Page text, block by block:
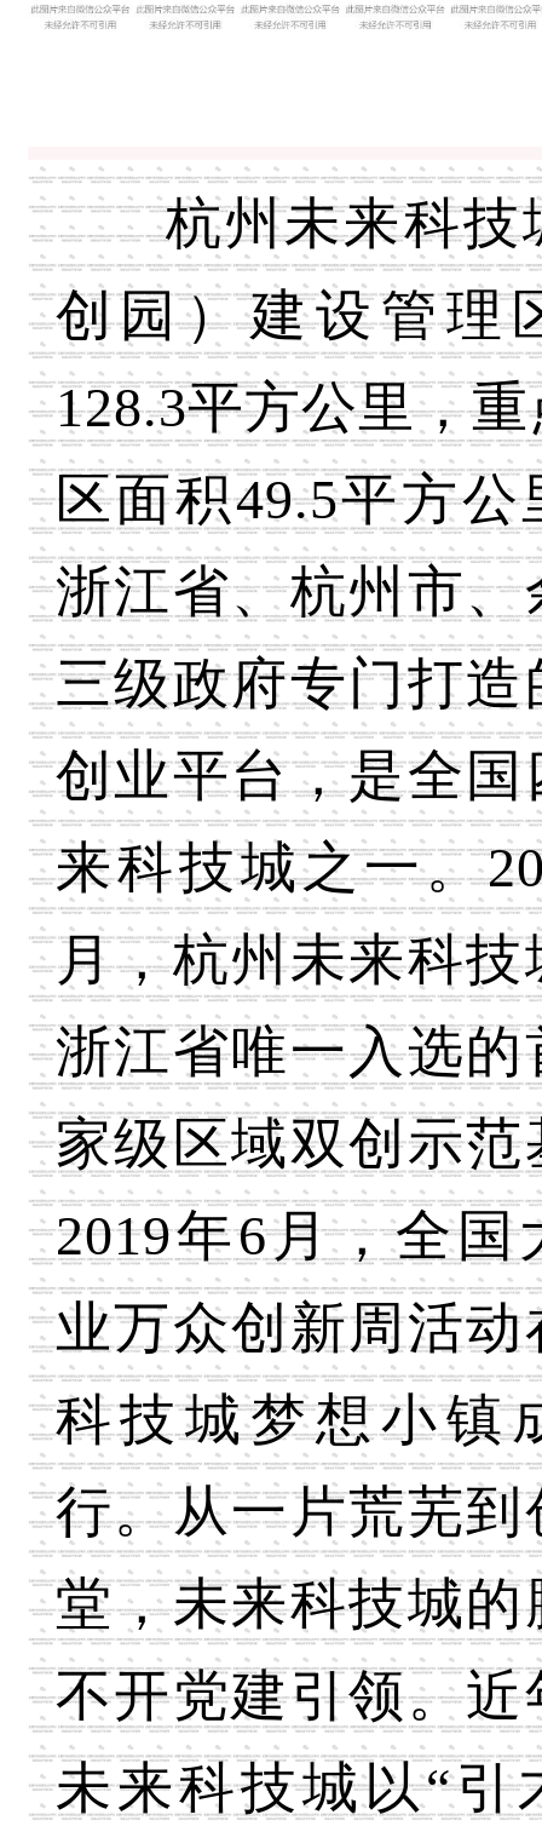
杭州未来科技
创园）建设管理
128.3平方公里，
区面积49.5平方公
浙江省、杭州市、
三级政府专门打造
创业平台，是全国
来科技城之一。
月，杭州未来科技
浙江省唯一入选的
家级区域双创示范
2019年6月，全国
业万众创新周活动
科技城梦想小镇
行。从一片荒芜到
堂，未来科技城的
不开党建引领。近
未来科技城以“引